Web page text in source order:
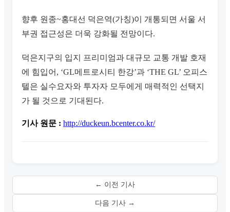
향후 원종~홍대선 덕은역(가칭)이 개통되면 서울 서
부권 접근성은 더욱 강화될 전망이다.
덕은지구의 입지 프리미엄과 대규모 교통 개발 호재
에 힘입어, ‘GL메트로시티 한강’과 ‘THE GL’ 오피스
텔은 실수요자와 투자자 모두에게 매력적인 선택지
가 될 것으로 기대된다.
기사 원문 : http://duckeun.bcenter.co.kr/
← 이전 기사
다음 기사 →